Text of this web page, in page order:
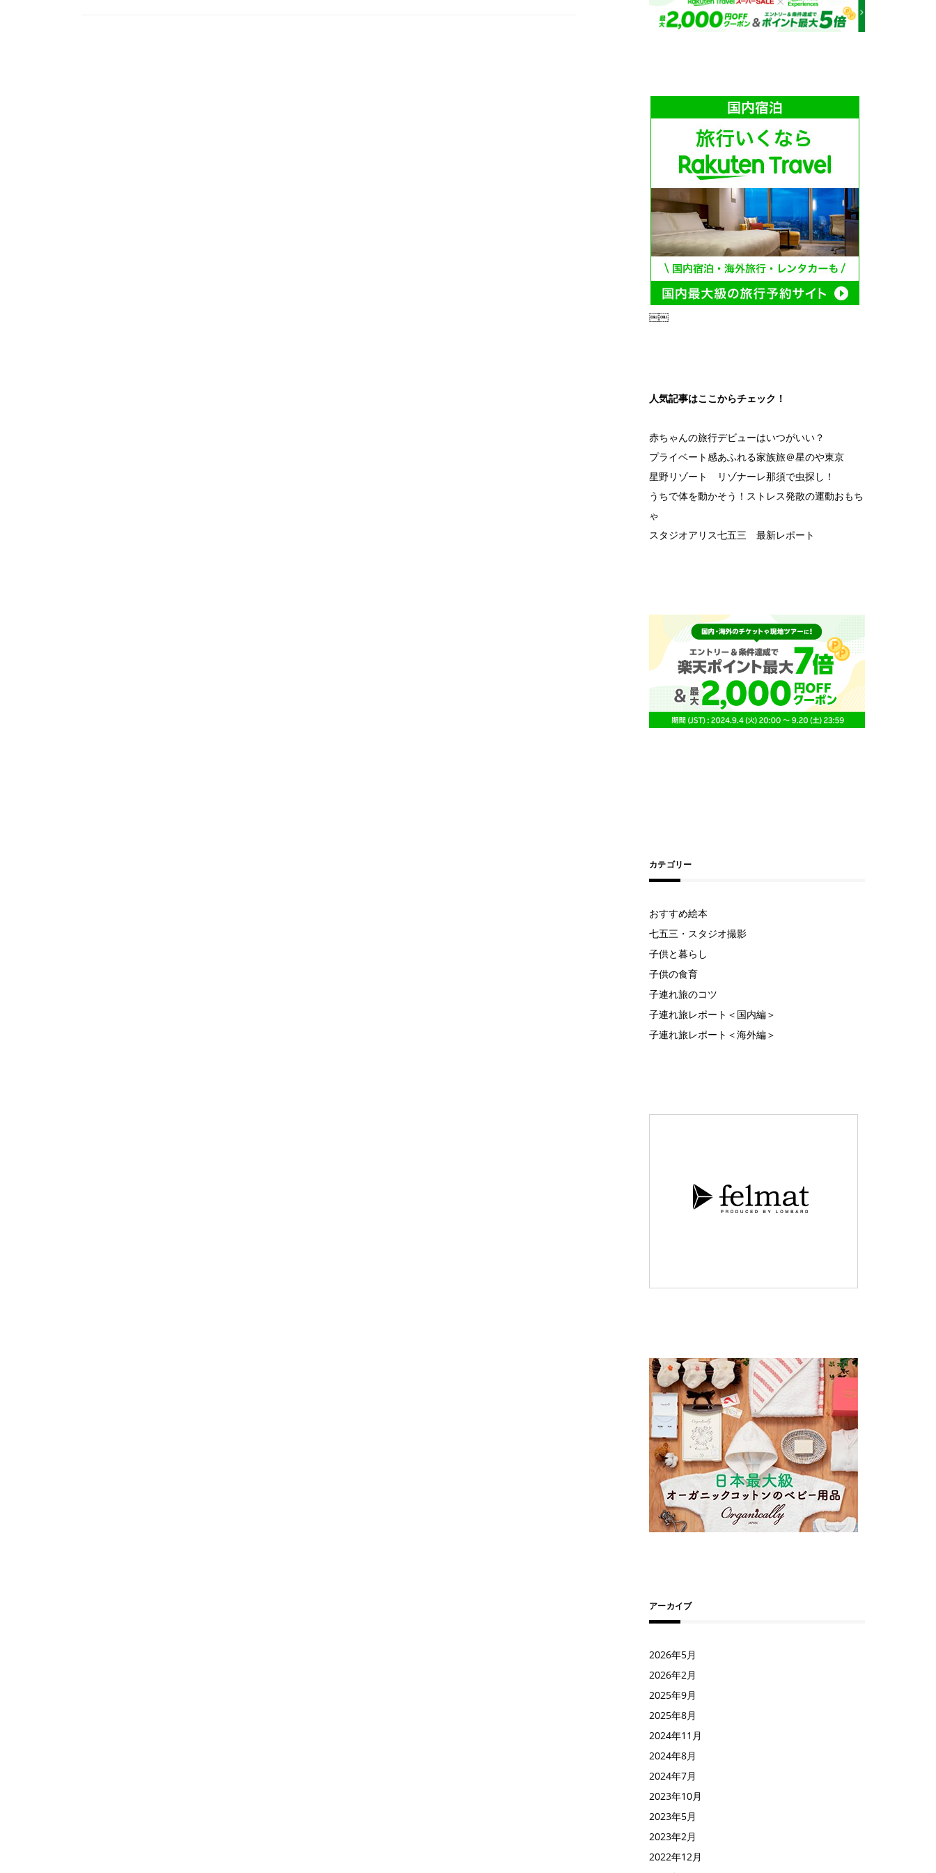
￼￼
人気記事はここからチェック！
赤ちゃんの旅行デビューはいつがいい？
プライベート感あふれる家族旅＠星のや東京
星野リゾート リゾナーレ那須で虫探し！
うちで体を動かそう！ストレス発散の運動おもち
ゃ
スタジオアリス七五三 最新レポート
カテゴリー
おすすめ絵本
七五三・スタジオ撮影
子供と暮らし
子供の食育
子連れ旅のコツ
子連れ旅レポート＜国内編＞
子連れ旅レポート＜海外編＞
アーカイブ
2026年5月
2026年2月
2025年9月
2025年8月
2024年11月
2024年8月
2024年7月
2023年10月
2023年5月
2023年2月
2022年12月